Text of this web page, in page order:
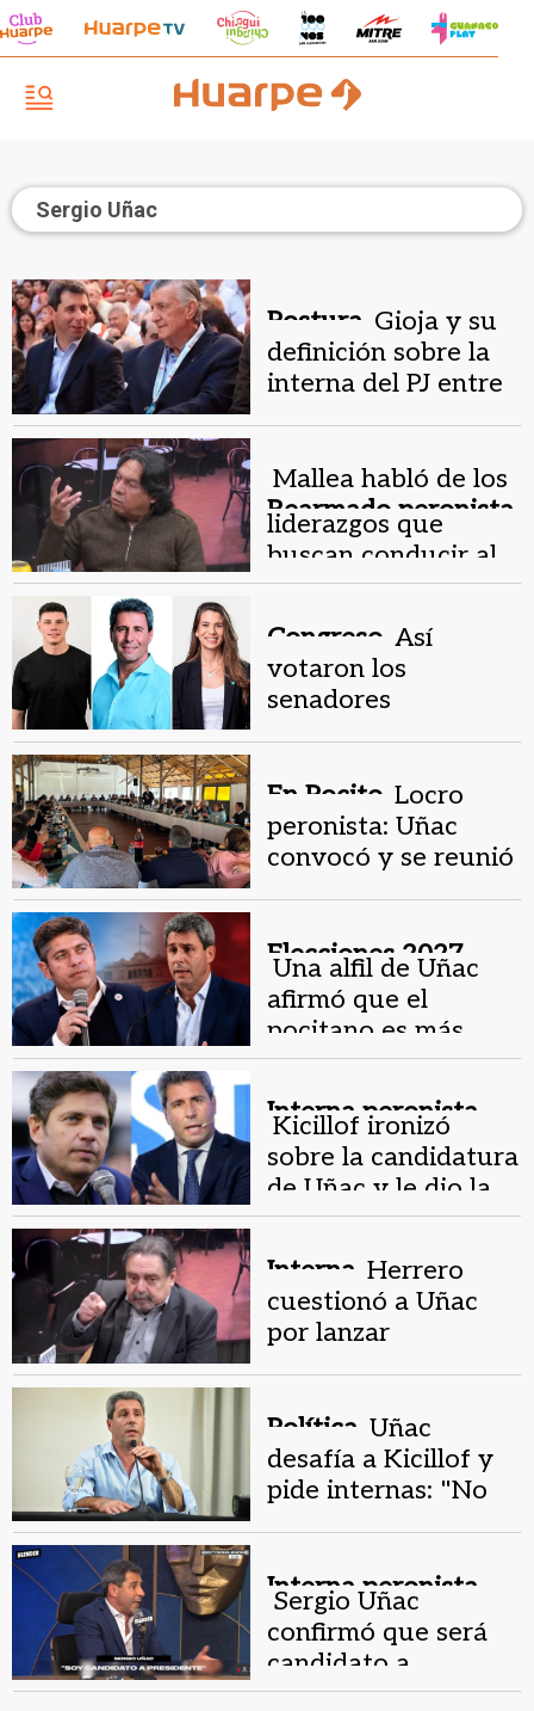
Sergio Uñac
Postura. Gioja y su
definición sobre la
interna del PJ entre
Rearmado peronista.
Mallea habló de los
liderazgos que
buscan conducir al
PJ local
Congreso. Así
votaron los
senadores
frenar
En Pocito. Locro
peronista: Uñac
convocó y se reunió
Elecciones 2027.
Una alfil de Uñac
afirmó que el
pocitano es más
federal que Kiciloff
Interna peronista.
Kicillof ironizó
sobre la candidatura
de Uñac y le dio la
"bienvenida"
Interna. Herrero
cuestionó a Uñac
por lanzar
Política. Uñac
desafía a Kicillof y
pide internas: "No
Interna peronista.
Sergio Uñac
confirmó que será
candidato a
presidente en 2027